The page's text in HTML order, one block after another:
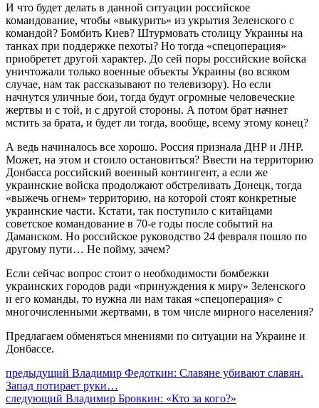
И что будет делать в данной ситуации российское
командование, чтобы «выкурить» из укрытия Зеленского с
командой? Бомбить Киев? Штурмовать столицу Украины на
танках при поддержке пехоты? Но тогда «спецоперация»
приобретет другой характер. До сей поры российские войска
уничтожали только военные объекты Украины (во всяком
случае, нам так рассказывают по телевизору). Но если
начнутся уличные бои, тогда будут огромные человеческие
жертвы и с той, и с другой стороны. А потом брат начнет
мстить за брата, и будет ли тогда, вообще, всему этому конец?
А ведь начиналось все хорошо. Россия признала ДНР и ЛНР.
Может, на этом и стоило остановиться? Ввести на территорию
Донбасса российский военный контингент, а если же
украинские войска продолжают обстреливать Донецк, тогда
«выжечь огнем» территорию, на которой стоят конкретные
украинские части. Кстати, так поступило с китайцами
советское командование в 70-е годы после событий на
Даманском. Но российское руководство 24 февраля пошло по
другому пути… Не пойму, зачем?
Если сейчас вопрос стоит о необходимости бомбежки
украинских городов ради «принуждения к миру» Зеленского
и его команды, то нужна ли нам такая «спецоперация» с
многочисленными жертвами, в том числе мирного населения?
Предлагаем обменяться мнениями по ситуации на Украине и
Донбассе.
Навигация
по
предыдущий Предыдущий
пост:
Владимир Федоткин: Славяне убивают славян.
Запад потирает руки…
следующий Следующее
Владимир Бровкин: «Кто за кого?»